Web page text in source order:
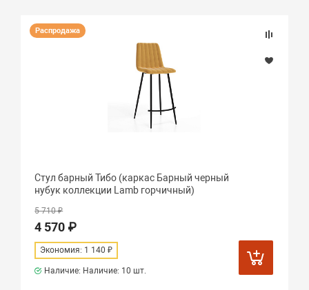
Распродажа
Стул барный Тибо (каркас Барный черный
нубук коллекции Lamb горчичный)
5 710 ₽
4 570 ₽
Экономия: 1 140 ₽
Наличие: Наличие: 10 шт.